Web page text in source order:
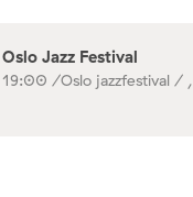
Oslo Jazz Festival
19:00 /Oslo jazzfestival / ,